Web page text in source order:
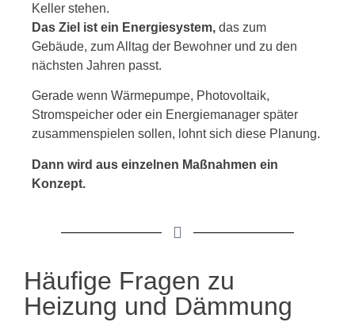
Keller stehen.
Das Ziel ist ein Energiesystem, das zum
Gebäude, zum Alltag der Bewohner und zu den
nächsten Jahren passt.
Gerade wenn Wärmepumpe, Photovoltaik,
Stromspeicher oder ein Energiemanager später
zusammenspielen sollen, lohnt sich diese Planung.
Dann wird aus einzelnen Maßnahmen ein
Konzept.
Häufige Fragen zu
Heizung und Dämmung